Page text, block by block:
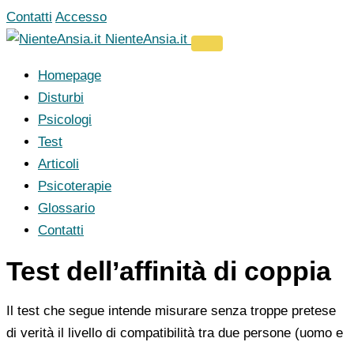
Vai
al
Contatti Accesso
NienteAnsia.it
Homepage
Disturbi
Psicologi
Test
Articoli
Psicoterapie
Glossario
Contatti
Test dell’affinità di coppia
Il test che segue intende misurare senza troppe pretese
di verità il livello di compatibilità tra due persone (uomo e